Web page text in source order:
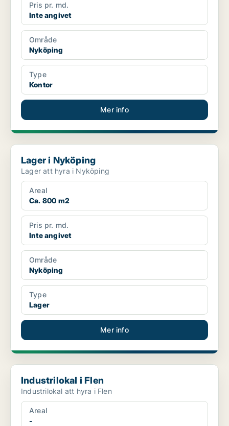
Pris pr. md.
Inte angivet
Område
Nyköping
Type
Kontor
Mer info
Lager i Nyköping
Lager i Nyköping
Lager att hyra i Nyköping
Areal
Ca. 800 m2
Pris pr. md.
Inte angivet
Område
Nyköping
Type
Lager
Mer info
Industrilokal i Flen
Industrilokal i Flen
Industrilokal att hyra i Flen
Areal
-